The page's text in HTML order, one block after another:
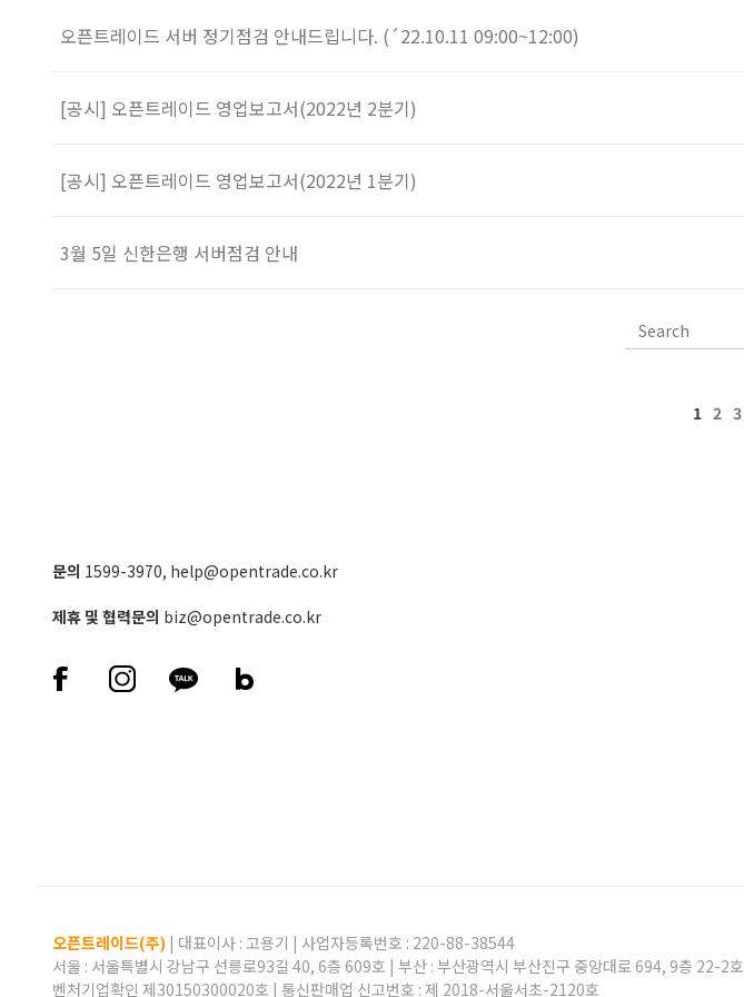
오픈트레이드 서버 정기점검 안내드립니다. (´22.10.11 09:00~12:00)
[공시] 오픈트레이드 영업보고서(2022년 2분기)
[공시] 오픈트레이드 영업보고서(2022년 1분기)
3월 5일 신한은행 서버점검 안내
1 2 3
문의 1599-3970, help@opentrade.co.kr
제휴 및 협력문의 biz@opentrade.co.kr
오픈트레이드(주) | 대표이사 : 고용기 | 사업자등록번호 : 220-88-38544
서울 : 서울특별시 강남구 선릉로93길 40, 6층 609호 | 부산 : 부산광역시 부산진구 중앙대로 694, 9층 22-2호
벤처기업확인 제30150300020호 | 통신판매업 신고번호 : 제 2018-서울서초-2120호